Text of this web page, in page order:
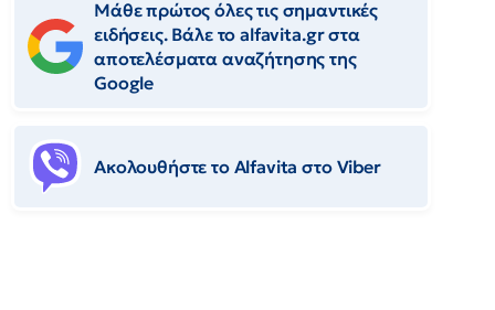
Μάθε πρώτος όλες τις σημαντικές
ειδήσεις. Βάλε το alfavita.gr στα
αποτελέσματα αναζήτησης της
Google
Ακολουθήστε το Αlfavita στο Viber